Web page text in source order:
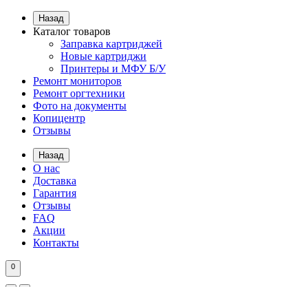
Назад
Каталог товаров
Заправка картриджей
Новые картриджи
Принтеры и МФУ Б/У
Ремонт мониторов
Ремонт оргтехники
Фото на документы
Копицентр
Отзывы
Назад
О нас
Доставка
Гарантия
Отзывы
FAQ
Акции
Контакты
0